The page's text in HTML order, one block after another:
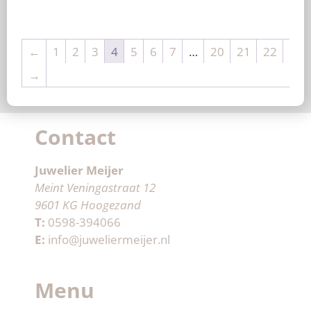
← 1 2 3 4 5 6 7 … 20 21
22
→
Contact
Juwelier Meijer
Meint Veningastraat 12
9601 KG Hoogezand
T: 0598-394066
E: info@juweliermeijer.nl
Menu